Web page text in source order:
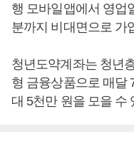
행 모바일앱에서 영업
분까지 비대면으로 가
청년도약계좌는 청년
형 금융상품으로 매달
대 5천만 원을 모을 수